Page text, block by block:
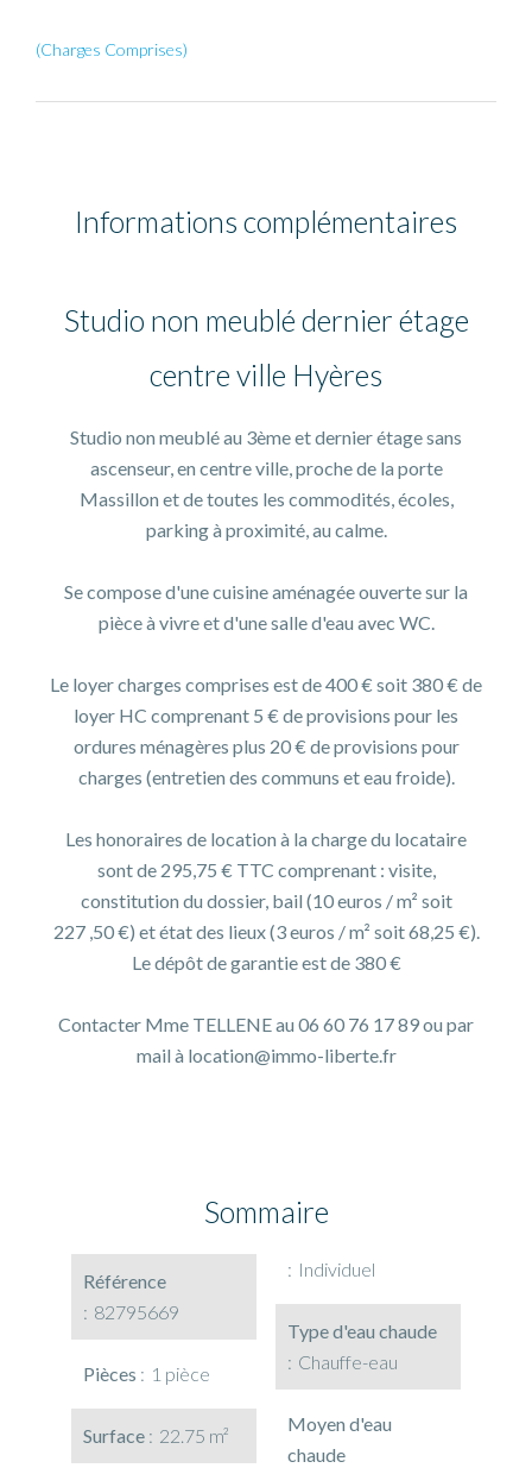
(Charges Comprises)
Informations complémentaires
Studio non meublé dernier étage
centre ville Hyères
Studio non meublé au 3ème et dernier étage sans
ascenseur, en centre ville, proche de la porte
Massillon et de toutes les commodités, écoles,
parking à proximité, au calme.
Se compose d'une cuisine aménagée ouverte sur la
pièce à vivre et d'une salle d'eau avec WC.
Le loyer charges comprises est de 400 € soit 380 € de
loyer HC comprenant 5 € de provisions pour les
ordures ménagères plus 20 € de provisions pour
charges (entretien des communs et eau froide).
Les honoraires de location à la charge du locataire
sont de 295,75 € TTC comprenant : visite,
constitution du dossier, bail (10 euros / m² soit
227 ,50 €) et état des lieux (3 euros / m² soit 68,25 €).
Le dépôt de garantie est de 380 €
Contacter Mme TELLENE au 06 60 76 17 89 ou par
mail à location@immo-liberte.fr
Sommaire
Référence
82795669
Pièces 1 pièce
Surface 22.75 m²
Individuel
Type d'eau chaude
Chauffe-eau
Moyen d'eau
chaude